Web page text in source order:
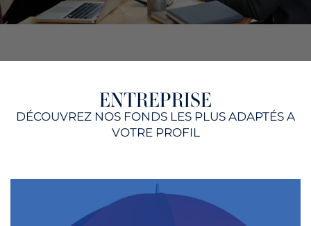
ENTREPRISE
DÉCOUVREZ NOS FONDS LES PLUS ADAPTÉS A
VOTRE PROFIL